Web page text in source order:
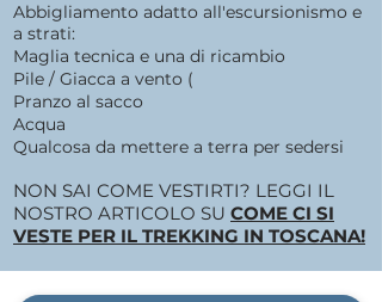
Abbigliamento adatto all'escursionismo e
a strati:
Maglia tecnica e una di ricambio
Pile / Giacca a vento (
Pranzo al sacco
Acqua
Qualcosa da mettere a terra per sedersi
NON SAI COME VESTIRTI? LEGGI IL
NOSTRO ARTICOLO SU COME CI SI
VESTE PER IL TREKKING IN TOSCANA!